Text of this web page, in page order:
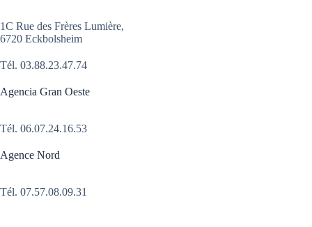
1C Rue des Frères Lumière,
6720 Eckbolsheim
Tél. 03.88.23.47.74
Agencia Gran Oeste
Tél. 06.07.24.16.53
Agence Nord
Tél. 07.57.08.09.31